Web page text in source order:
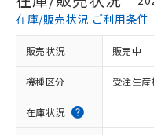
在庫/販売状況 ご利用条件
販売状況 販売中
機種区分 受注生産
在庫状況